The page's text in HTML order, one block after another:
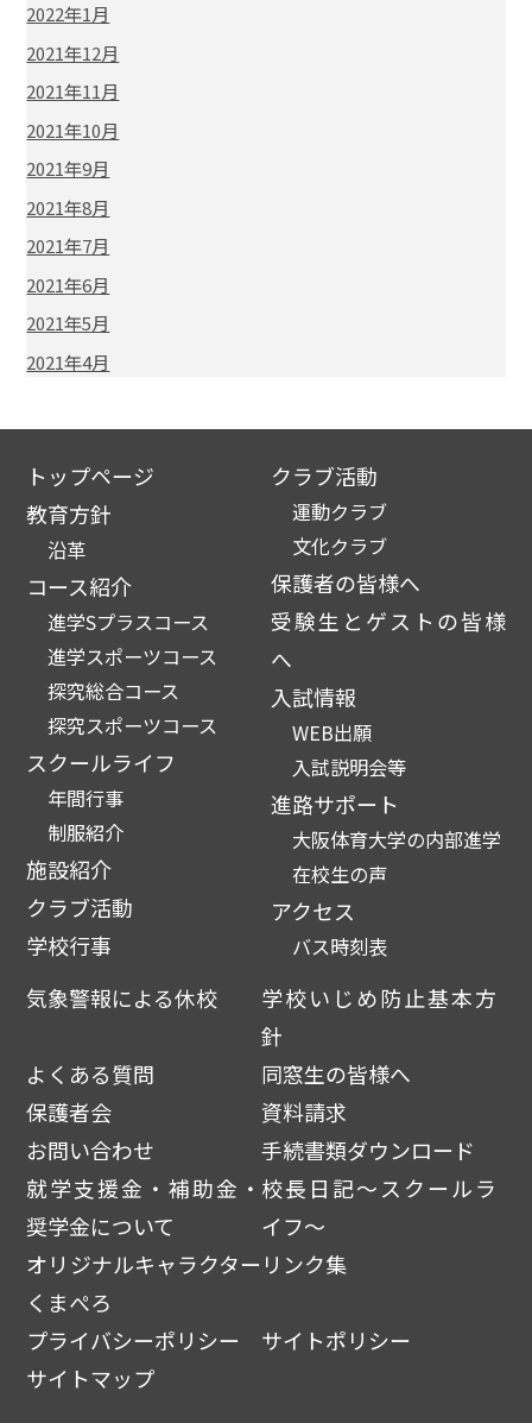
2022年1月
2021年12月
2021年11月
2021年10月
2021年9月
2021年8月
2021年7月
2021年6月
2021年5月
2021年4月
トップページ
教育方針
沿革
コース紹介
進学Sプラスコース
進学スポーツコース
探究総合コース
探究スポーツコース
スクールライフ
年間行事
制服紹介
施設紹介
クラブ活動
学校行事
クラブ活動
運動クラブ
文化クラブ
保護者の皆様へ
受験生とゲストの皆様
へ
入試情報
WEB出願
入試説明会等
進路サポート
大阪体育大学の内部進学
在校生の声
アクセス
バス時刻表
気象警報による休校
学校いじめ防止基本方
針
よくある質問
同窓生の皆様へ
保護者会
資料請求
お問い合わせ
手続書類ダウンロード
就学支援金・補助金・
奨学金について
校長日記～スクールラ
イフ～
オリジナルキャラクター
くまぺろ
リンク集
プライバシーポリシー
サイトポリシー
サイトマップ